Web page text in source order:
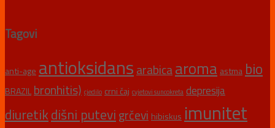
Tagovi
anti-age antioksidansarabicaaroma astma bio
BRAZILbronhitis) cjedilo crni čaj cvjetovi suncokreta depresija
diuretikdišni putevi grčevi hibiskus imunitet